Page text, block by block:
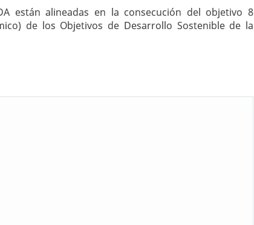
están alineadas en la consecución del objetivo 8
de los Objetivos de Desarrollo Sostenible de la